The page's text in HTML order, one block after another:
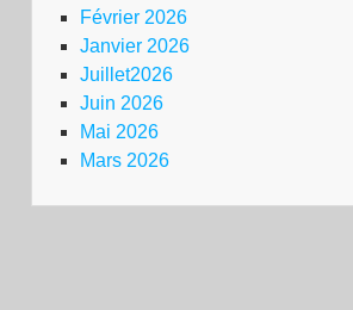
Février 2026
Janvier 2026
Juillet2026
Juin 2026
Mai 2026
Mars 2026